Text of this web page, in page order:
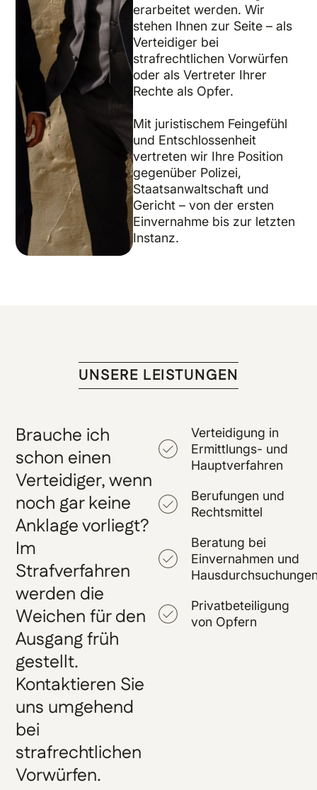
erarbeitet werden. Wir
stehen Ihnen zur Seite – als
Verteidiger bei
strafrechtlichen Vorwürfen
oder als Vertreter Ihrer
Rechte als Opfer.
Mit juristischem Feingefühl
und Entschlossenheit
vertreten wir Ihre Position
gegenüber Polizei,
Staatsanwaltschaft und
Gericht – von der ersten
Einvernahme bis zur letzten
Instanz.
UNSERE LEISTUNGEN
Brauche ich
schon einen
Verteidiger, wenn
noch gar keine
Anklage vorliegt?
Im
Strafverfahren
werden die
Weichen für den
Ausgang früh
gestellt.
Kontaktieren Sie
uns umgehend
bei
strafrechtlichen
Vorwürfen.
Verteidigung in
Ermittlungs- und
Hauptverfahren
Berufungen und
Rechtsmittel
Beratung bei
Einvernahmen und
Privatbeteiligung
von Opfern